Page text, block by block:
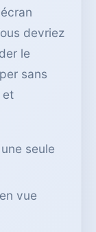
devriez
le
sans
et
seule
vue